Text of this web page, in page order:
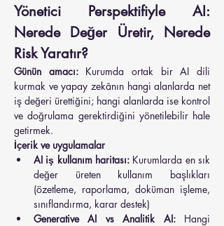
Yönetici Perspektifiyle AI:
Nerede Değer Üretir, Nerede
Risk Yaratır?
Günün amacı: Kurumda ortak bir AI dili
kurmak ve yapay zekânın hangi alanlarda net
iş değeri ürettiğini; hangi alanlarda ise kontrol
ve doğrulama gerektirdiğini yönetilebilir hale
getirmek.
İçerik ve uygulamalar
AI iş kullanım haritası: Kurumlarda en sık
değer üreten kullanım başlıkları
(özetleme, raporlama, doküman işleme,
sınıflandırma, karar destek)
Generative AI vs Analitik AI: Hangi